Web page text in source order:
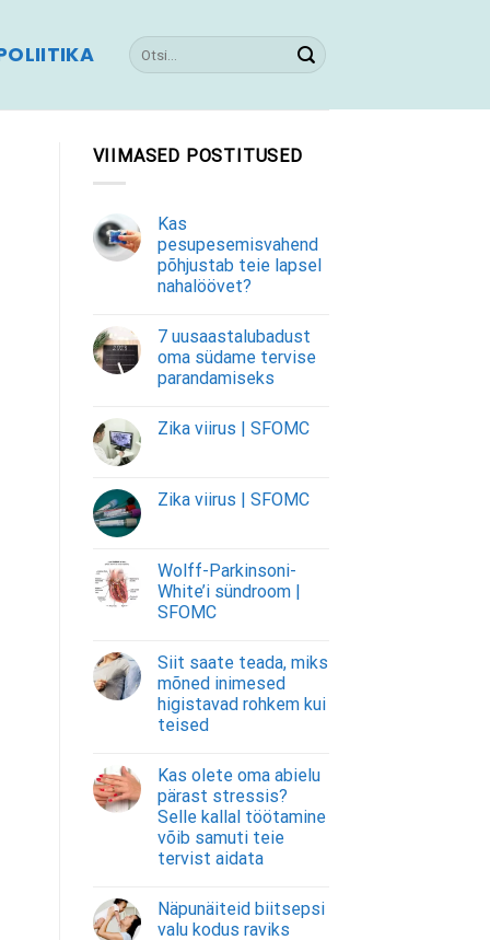
VIIMASED POSTITUSED
Kas
pesupesemisvahend
põhjustab teie lapsel
nahalöövet?
7 uusaastalubadust
oma südame tervise
parandamiseks
Zika viirus | SFOMC
Zika viirus | SFOMC
Wolff-Parkinsoni-
White’i sündroom |
SFOMC
Siit saate teada, miks
mõned inimesed
higistavad rohkem kui
teised
Kas olete oma abielu
pärast stressis?
Selle kallal töötamine
võib samuti teie
tervist aidata
Näpunäiteid biitsepsi
valu kodus raviks